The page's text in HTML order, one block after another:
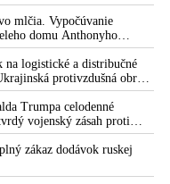
mlčia. Vypočúvanie
domu Anthonyho
väčšina médií ignorovala
logistické a distribučné
protivzdušná obrana
na Kyjev a jeho okolie
Trumpa celodenné
vojenský zásah proti
zákaz dodávok ruskej